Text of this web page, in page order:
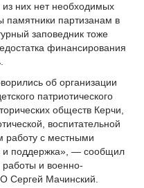
них нет необходимых
памятники партизанам в
заповедник тоже
финансирования
об организации
патриотического
обществ Керчи,
воспитательной
работу с местными
поддержка», — сообщил
и военно-
Сергей Мачинский.